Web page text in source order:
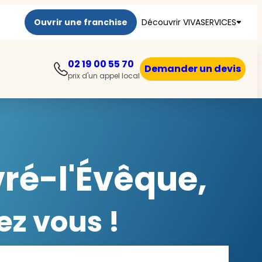
Ouvrir une franchise Découvrir VIVASERVICES
02 19 00 55 70
prix d'un appel local
Demander un devis
CARE et VIVASERVICES
l'Évêque,
vous !